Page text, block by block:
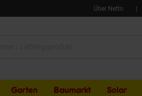
Über Netto
Garten Baumarkt Solar